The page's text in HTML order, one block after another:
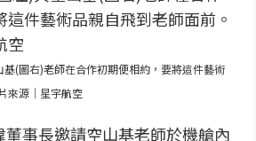
(圖右)老師在合作初期便相約，要將這件藝術
來源｜星宇航空